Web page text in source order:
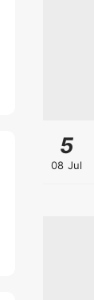
5
08 Jul